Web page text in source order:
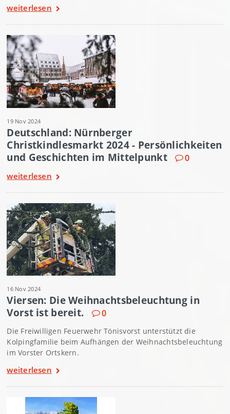
weiterlesen
19 Nov 2024
Deutschland: Nürnberger
Christkindlesmarkt 2024 - Persönlichkeiten
und Geschichten im Mittelpunkt
0
weiterlesen
16 Nov 2024
Viersen: Die Weihnachtsbeleuchtung in
Vorst ist bereit.
0
Die Freiwilligen Feuerwehr Tönisvorst unterstützt die
Kolpingfamilie beim Aufhängen der Weihnachtsbeleuchtung
im Vorster Ortskern.
weiterlesen